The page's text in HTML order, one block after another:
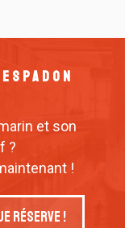
et son
?
!
réserve !